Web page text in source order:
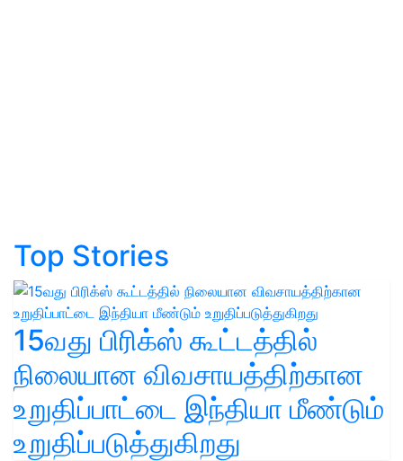
Top Stories
15வது பிரிக்ஸ் கூட்டத்தில்
நிலையான விவசாயத்திற்கான
உறுதிப்பாட்டை இந்தியா மீண்டும்
உறுதிப்படுத்துகிறது